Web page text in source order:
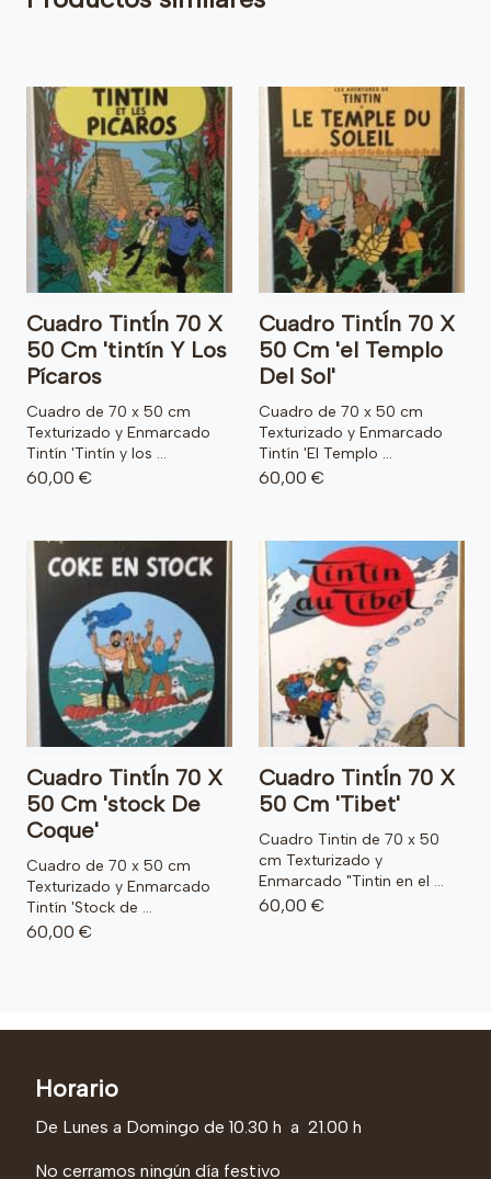
Cuadro TintÍn 70 X
50 Cm 'tintín Y Los
Pícaros
Cuadro de 70 x 50 cm
Texturizado y Enmarcado
Tintín 'Tintín y los ...
60,00 €
Cuadro TintÍn 70 X
50 Cm 'el Templo
Del Sol'
Cuadro de 70 x 50 cm
Texturizado y Enmarcado
Tintín 'El Templo ...
60,00 €
Cuadro TintÍn 70 X
50 Cm 'stock De
Coque'
Cuadro de 70 x 50 cm
Texturizado y Enmarcado
Tintín 'Stock de ...
60,00 €
Cuadro TintÍn 70 X
50 Cm 'Tibet'
Cuadro Tintin de 70 x 50
cm Texturizado y
Enmarcado "Tintin en el ...
60,00 €
Horario
De Lunes a Domingo de 10.30 h a 21.00 h
No cerramos ningún día festivo